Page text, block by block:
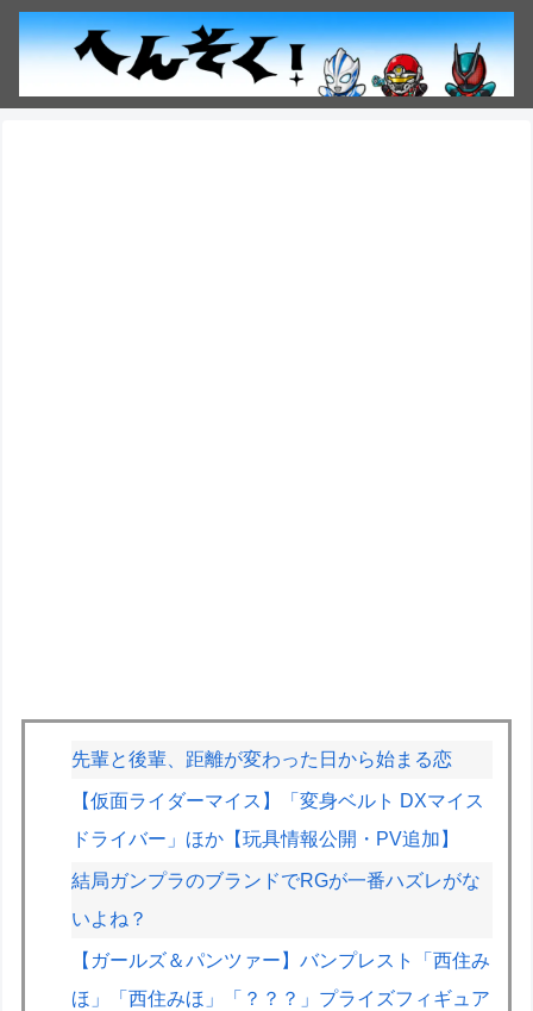
先輩と後輩、距離が変わった日から始まる恋
【仮面ライダーマイス】「変身ベルト DXマイス
ドライバー」ほか【玩具情報公開・PV追加】
結局ガンプラのブランドでRGが一番ハズレがな
いよね？
【ガールズ＆パンツァー】バンプレスト「西住み
ほ」「西住みほ」「？？？」プライズフィギュア